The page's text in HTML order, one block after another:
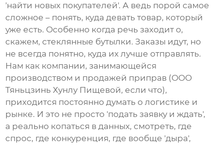
'найти новых покупателей'. А ведь порой самое
сложное – понять, куда девать товар, который
уже есть. Особенно когда речь заходит о,
скажем, стеклянные бутылки. Заказы идут, но
не всегда понятно, куда их лучше отправлять.
Нам как компании, занимающейся
производством и продажей приправ (ООО
Тяньцзинь Хунлу Пищевой, если что),
приходится постоянно думать о логистике и
рынке. И это не просто 'подать заявку и ждать',
а реально копаться в данных, смотреть, где
спрос, где конкуренция, где вообще 'дыра',